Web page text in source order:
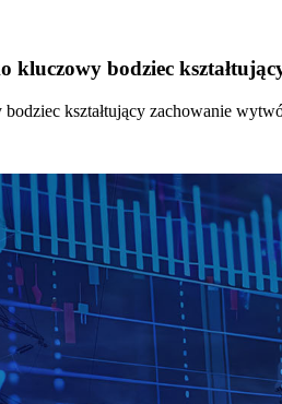
kluczowy bodziec
kształtujący zachowanie